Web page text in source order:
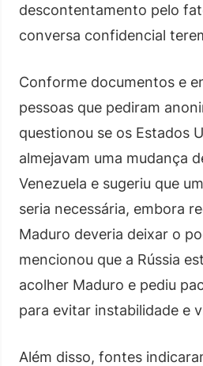
descontentamento pelo
conversa confidencial
Conforme documentos e
pessoas que pediram
questionou se os Estados
almejavam uma mudança
Venezuela e sugeriu que
seria necessária, embora
Maduro deveria deixar o
mencionou que a Rússia
acolher Maduro e pediu
para evitar instabilidade e
Além disso, fontes